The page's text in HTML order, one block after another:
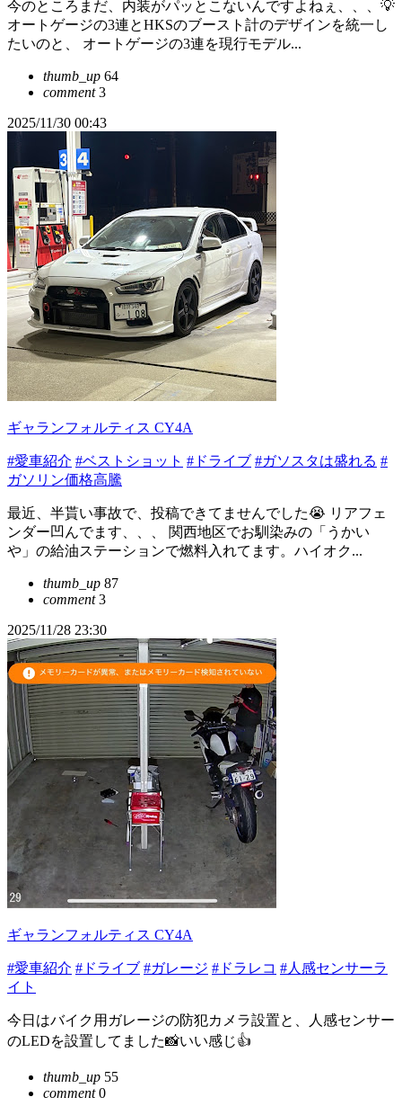
今のところまだ、内装がパッとこないんですよねぇ、、、💡
オートゲージの3連とHKSのブースト計のデザインを統一し
たいのと、 オートゲージの3連を現行モデル...
thumb_up 64
comment3
2025/11/30 00:43
ギャランフォルティス CY4A
#愛車紹介 #ベストショット #ドライブ #ガソスタは盛れる #
ガソリン価格高騰
最近、半貰い事故で、投稿できてませんでした😭 リアフェ
ンダー凹んでます、、、 関西地区でお馴染みの「うかい
や」の給油ステーションで燃料入れてます。ハイオク...
thumb_up 87
comment3
2025/11/28 23:30
ギャランフォルティス CY4A
#愛車紹介 #ドライブ #ガレージ #ドラレコ #人感センサーラ
イト
今日はバイク用ガレージの防犯カメラ設置と、人感センサー
のLEDを設置してました📸いい感じ👍
thumb_up 55
comment0